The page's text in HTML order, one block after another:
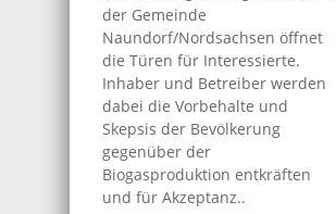
der Gemeinde
Naundorf/Nordsachsen öffnet
die Türen für Interessierte.
Inhaber und Betreiber werden
dabei die Vorbehalte und
Skepsis der Bevölkerung
gegenüber der
Biogasproduktion entkräften
und für Akzeptanz..